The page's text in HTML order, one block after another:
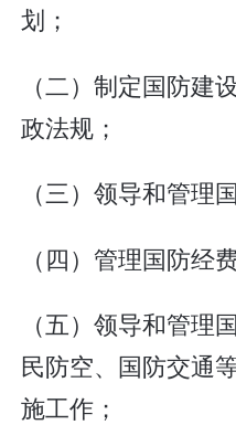
划；
（二）制定国防建
政法规；
（三）领导和管理
（四）管理国防经
（五）领导和管理
民防空、国防交通
施工作；